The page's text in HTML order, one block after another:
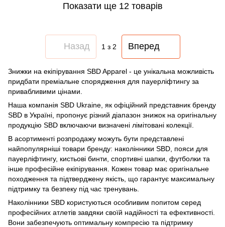
Показати ще 12 товарів
Назад 1 з 2 Вперед
Знижки на екіпірування SBD Apparel - це унікальна можливість
придбати преміальне спорядження для пауерліфтингу за
привабливими цінами.
Наша компанія SBD Ukraine, як офіційний представник бренду
SBD в Україні, пропонує різний діапазон знижок на оригінальну
продукцію SBD включаючи визначені лімітовані колекції.
В асортименті розпродажу можуть бути представлені
найпопулярніші товари бренду: наколінники SBD, пояси для
пауерліфтингу, кистьові бинти, спортивні шапки, футболки та
інше професійне екіпірування. Кожен товар має оригінальне
походження та підтверджену якість, що гарантує максимальну
підтримку та безпеку під час тренувань.
Наколінники SBD користуються особливим попитом серед
професійних атлетів завдяки своїй надійності та ефективності.
Вони забезпечують оптимальну компресію та підтримку